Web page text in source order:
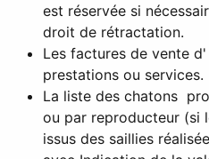
est réservée si
droit de rétractation.
Les factures de vente
prestations ou services.
La liste des chatons
ou par reproducteur (si
issus des saillies